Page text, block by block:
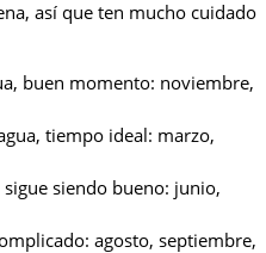
así que ten mucho cuidado
buen momento: noviembre,
tiempo ideal: marzo,
siendo bueno: junio,
agosto, septiembre,